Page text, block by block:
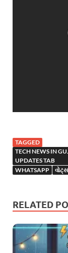
TAGGED
TECH NEWS IN
UPDATES TAB
WHATSAPP
RELATED